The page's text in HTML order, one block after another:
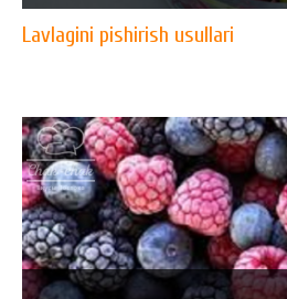
Lavlagini pishirish usullari